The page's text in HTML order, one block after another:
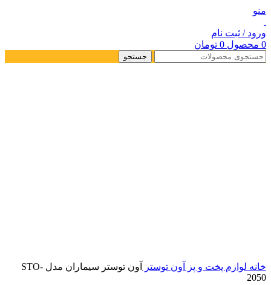
منو
ورود / ثبت نام
0 محصول 0 تومان
جستجو
خانه لوازم پخت و پز آون توستر
آون توستر سیماران مدل STO-
2050